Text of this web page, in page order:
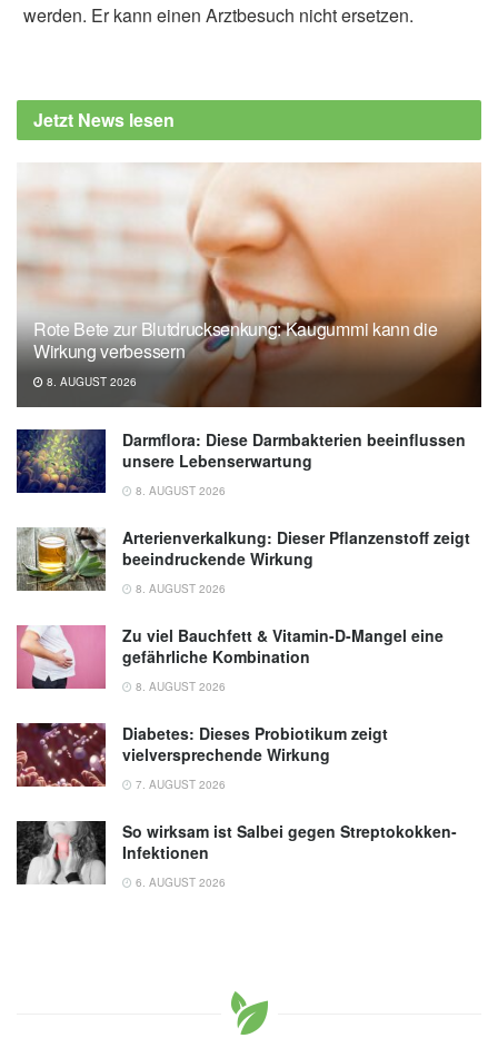
for Soothing Arthritis Pain?, (Abruf:
02.02.2025),
werden. Er kann einen Arztbesuch nicht ersetzen.
Jetzt News lesen
Rote Bete zur Blutdrucksenkung: Kaugummi kann die
Wirkung verbessern
8. AUGUST 2026
Darmflora: Diese Darmbakterien beeinflussen
unsere Lebenserwartung
8. AUGUST 2026
Arterienverkalkung: Dieser Pflanzenstoff zeigt
beeindruckende Wirkung
8. AUGUST 2026
Zu viel Bauchfett & Vitamin-D-Mangel eine
gefährliche Kombination
8. AUGUST 2026
Diabetes: Dieses Probiotikum zeigt
vielversprechende Wirkung
7. AUGUST 2026
So wirksam ist Salbei gegen Streptokokken-
Infektionen
6. AUGUST 2026